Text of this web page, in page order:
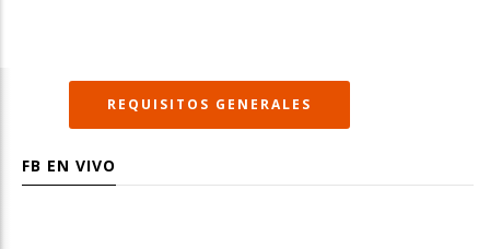
REQUISITOS GENERALES
FB EN VIVO